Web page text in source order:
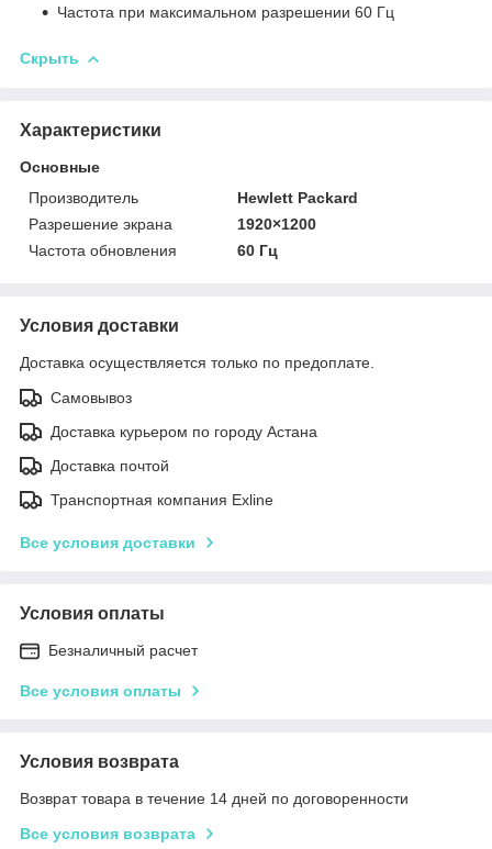
Частота при максимальном разрешении 60 Гц
Скрыть
Характеристики
Основные
Производитель
Hewlett Packard
Разрешение экрана
1920×1200
Частота обновления
60 Гц
Условия доставки
Доставка осуществляется только по предоплате.
Самовывоз
Доставка курьером по городу Астана
Доставка почтой
Транспортная компания Exline
Все условия доставки
Условия оплаты
Безналичный расчет
Все условия оплаты
Условия возврата
Возврат товара в течение 14 дней по договоренности
Все условия возврата